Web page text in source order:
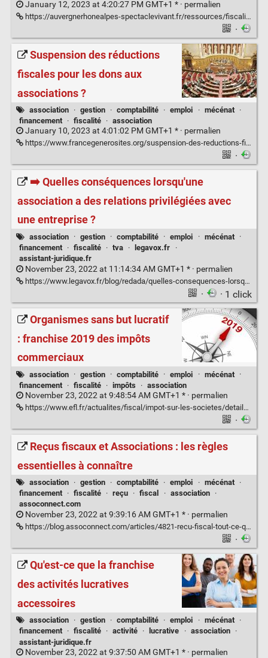
January 12, 2023 at 4:20:27 PM GMT+1 * · permalien
https://auvergnerhonealpes-spectaclevivant.fr/ressources/fiscalite-des-associations/
·
Suspension des réductions
fiscales pour les dons aux
associations ?
association · gestion · comptabilité · emploi · mécénat
·
financement
· fiscalité · association
January 10, 2023 at 4:01:02 PM GMT+1 * · permalien
https://www.francegenerosites.org/suspension-des-reductions-fiscales-pour-les-dons-aux-associations-commettant-des-infractions/
·
➡️ Quelles conséquences lorsqu'une
association a des relations privilégiées avec
une entreprise ?
association · gestion · comptabilité · emploi · mécénat
·
financement
· fiscalité · tva · legavox.fr
·
assistant-juridique.fr
November 23, 2022 at 11:14:34 AM GMT+1 * · permalien
https://www.legavox.fr/blog/redada/quelles-consequences-lorsqu-association-relations-33244.htm
· · 1 click
Organismes sans but lucratif
: franchise 2019 des impôts
commerciaux
association · gestion · comptabilité · emploi · mécénat
·
financement
· fiscalité · impôts · association
November 23, 2022 at 9:48:54 AM GMT+1 * · permalien
https://www.efl.fr/actualites/fiscal/impot-sur-les-societes/details.html?ref=ui-7610b082-8ac3-4a2c-a803-d10430199ca8
·
Reçus fiscaux et Associations : les règles
essentielles à connaître
association · gestion · comptabilité · emploi · mécénat
·
financement
· fiscalité · reçu · fiscal · association
·
assoconnect.com
November 23, 2022 at 9:39:16 AM GMT+1 * · permalien
https://blog.assoconnect.com/articles/4821-recu-fiscal-tout-ce-qu-il-faut-savoir-pour-votre-association
·
Qu'est-ce que la franchise
des activités lucratives
accessoires
association · gestion · comptabilité · emploi · mécénat
·
financement
· fiscalité · activité · lucrative · association
·
assistant-juridique.fr
November 23, 2022 at 9:37:50 AM GMT+1 * · permalien